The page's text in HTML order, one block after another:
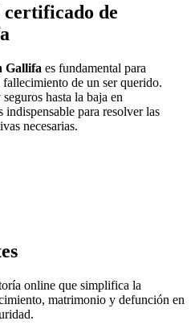
de
Gallifa es fundamental para
de un ser querido.
hasta la baja en
indispensable para resolver las
necesarias.
online que simplifica la
matrimonio y defunción en